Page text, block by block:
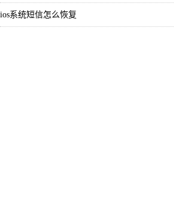
ios系统短信怎么恢复